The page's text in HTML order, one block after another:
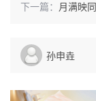
下一篇： 月满映
孙申垚